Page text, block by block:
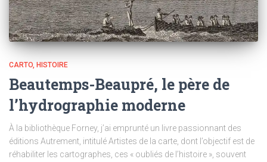
CARTO HISTOIRE
Beautemps-Beaupré, le père de
l’hydrographie moderne
À la bibliothèque Forney, j’ai emprunté un livre passionnant des
éditions Autrement, intitulé Artistes de la carte, dont l’objectif est de
réhabiliter les cartographes, ces « oubliés de l’histoire », souvent